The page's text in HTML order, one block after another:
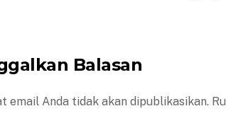
Balasan
email Anda tidak akan dipublikasikan.